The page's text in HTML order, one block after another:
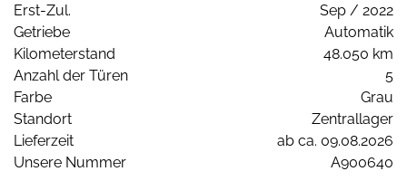
Erst-Zul.
Sep / 2022
Getriebe
Automatik
Kilometerstand
48.050 km
Anzahl der Türen
5
Farbe
Grau
Standort
Zentrallager
Lieferzeit
ab ca. 09.08.2026
Unsere Nummer
A900640